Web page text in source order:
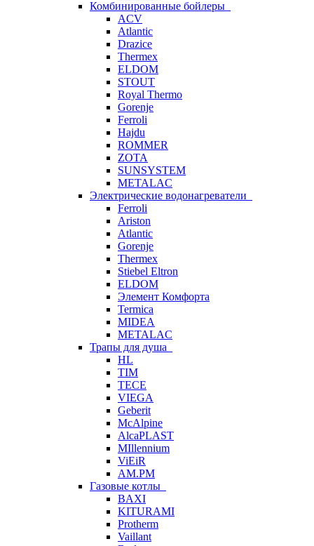
Комбинированные бойлеры
ACV
Atlantic
Drazice
Thermex
ELDOM
STOUT
Royal Thermo
Gorenje
Ferroli
Hajdu
ROMMER
ZOTA
SUNSYSTEM
METALAC
Электрические водонагреватели
Ferroli
Ariston
Atlantic
Gorenje
Thermex
Stiebel Eltron
ELDOM
Элемент Комфорта
Termica
MIDEA
METALAC
Трапы для душа
HL
TIM
TECE
VIEGA
Geberit
McAlpine
AlcaPLAST
MIllennium
ViEiR
AM.PM
Газовые котлы
BAXI
KITURAMI
Protherm
Vaillant